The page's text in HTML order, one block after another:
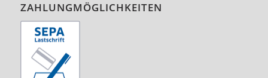
ZAHLUNGMÖGLICHKEITEN